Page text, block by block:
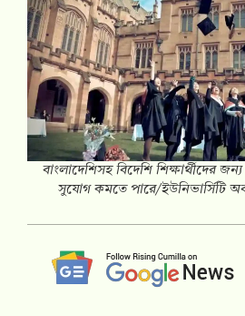
বাংলাদেশিসহ বিদেশি শিক্ষার্থীদের
সুযোগ কমতে পারে/ইউনিভার্সিটি